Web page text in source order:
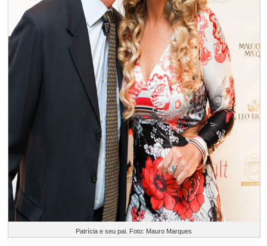
Patrícia e seu pai. Foto: Mauro Marques